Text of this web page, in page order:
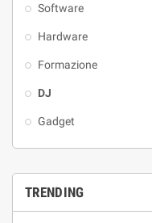
Software
Hardware
Formazione
DJ
Gadget
TRENDING